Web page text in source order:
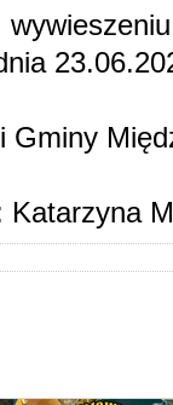
Gminy
Katarzyna